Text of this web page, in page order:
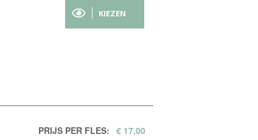
KIEZEN
PRIJS PER FLES: € 17,00